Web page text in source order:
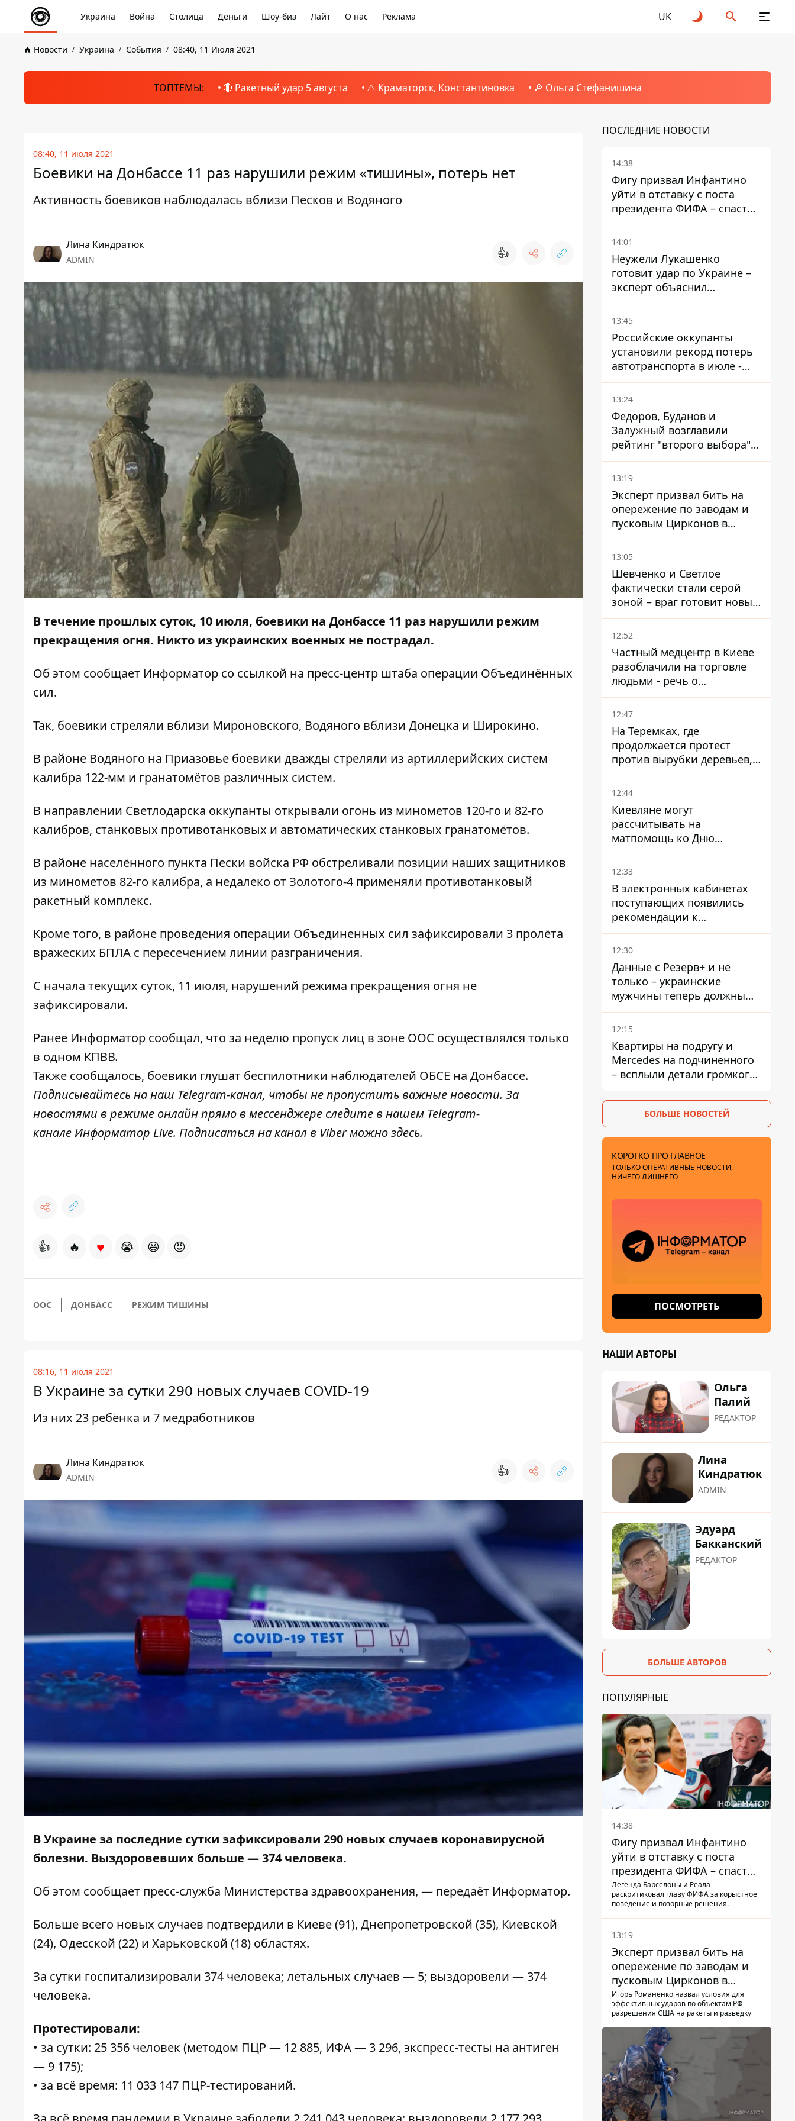
Украина Война Столица Деньги Шоу-биз Лайт О нас Реклама UK
Новости Украина События 08:40, 11 Июля 2021
ТОПТЕМЫ: 🔴 Ракетный удар 5 августа ⚠️ Краматорск, Константиновка 🔎 Ольга Стефанишина
08:40, 11 июля 2021
Боевики на Донбассе 11 раз нарушили режим «тишины», потерь нет
Активность боевиков наблюдалась вблизи Песков и Водяного
Лина Киндратюк
ADMIN 👍
В течение прошлых суток, 10 июля, боевики на Донбассе 11 раз нарушили режим
прекращения огня. Никто из украинских военных не пострадал.
Об этом сообщает Информатор со ссылкой на пресс-центр штаба операции Объединённых
сил.
Так, боевики стреляли вблизи Мироновского, Водяного вблизи Донецка и Широкино.
В районе Водяного на Приазовье боевики дважды стреляли из артиллерийских систем
калибра 122-мм и гранатомётов различных систем.
В направлении Светлодарска оккупанты открывали огонь из минометов 120-го и 82-го
калибров, станковых противотанковых и автоматических станковых гранатомётов.
В районе населённого пункта Пески войска РФ обстреливали позиции наших защитников
из минометов 82-го калибра, а недалеко от Золотого-4 применяли противотанковый
ракетный комплекс.
Кроме того, в районе проведения операции Объединенных сил зафиксировали 3 пролёта
вражеских БПЛА с пересечением линии разграничения.
С начала текущих суток, 11 июля, нарушений режима прекращения огня не
зафиксировали.
Ранее Информатор сообщал, что за неделю пропуск лиц в зоне ООС осуществлялся только
в одном КПВВ.
Также сообщалось, боевики глушат беспилотники наблюдателей ОБСЕ на Донбассе.
Подписывайтесь на наш Telegram-канал, чтобы не пропустить важные новости. За
новостями в режиме онлайн прямо в мессенджере следите в нашем Telegram-
канале Информатор Live. Подписаться на канал в Viber можноздесь.
👍 🔥 ♥ 😭 😆 😡
ООС ДОНБАСС РЕЖИМ ТИШИНЫ
08:16, 11 июля 2021
В Украине за сутки 290 новых случаев COVID-19
Из них 23 ребёнка и 7 медработников
Лина Киндратюк
ADMIN 👍
В Украине за последние сутки зафиксировали 290 новых случаев коронавирусной
болезни. Выздоровевших больше — 374 человека.
Об этом сообщает пресс-служба Министерства здравоохранения, — передаёт Информатор.
Больше всего новых случаев подтвердили в Киеве (91), Днепропетровской (35), Киевской
(24), Одесской (22) и Харьковской (18) областях.
За сутки госпитализировали 374 человека; летальных случаев — 5; выздоровели — 374
человека.
Протестировали:
• за сутки: 25 356 человек (методом ПЦР — 12 885, ИФА — 3 296, экспресс-тесты на антиген
— 9 175);
• за всё время: 11 033 147 ПЦР-тестирований.
ПОСЛЕДНИЕ НОВОСТИ
14:38
Фигу призвал Инфантино
уйти в отставку с поста
президента ФИФА – спасти
футбол еще не поздно
14:01
Неужели Лукашенко
готовит удар по Украине –
эксперт объяснил
настоящее назначение
новой гомельской бригады
13:45
Российские оккупанты
установили рекорд потерь
автотранспорта в июле -
почти 14 тысяч единиц
13:24
Федоров, Буданов и
Залужный возглавили
рейтинг "второго выбора"
украинцев - опрос показал
альтернативные симпатии
13:19
Эксперт призвал бить на
опережение по заводам и
пусковым Цирконов в
России
13:05
Шевченко и Светлое
фактически стали серой
зоной – враг готовит новые
атаки на Добропольском
направлении
12:52
Частный медцентр в Киеве
разоблачили на торговле
людьми - речь о
суррогатном материнстве
12:47
На Теремках, где
продолжается протест
против вырубки деревьев,
произошла стычка со
спецназом полиции
12:44
Киевляне могут
рассчитывать на
матпомощь ко Дню
независимости - кому ее
дадут
12:33
В электронных кабинетах
поступающих появились
рекомендации к
зачислению на бакалавриат
и в магистратуру – что
12:30
Данные с Резерв+ и не
только – украинские
мужчины теперь должны
доказать непригодность к
службе, чтобы получить
12:15
Квартиры на подругу и
Mercedes на подчиненного
– всплыли детали громкого
Стефанишиной
БОЛЬШЕ НОВОСТЕЙ
КОРОТКО ПРО ГЛАВНОЕ
ТОЛЬКО ОПЕРАТИВНЫЕ НОВОСТИ,
НИЧЕГО ЛИШНЕГО
ПОСМОТРЕТЬ
НАШИ АВТОРЫ
Ольга
Палий
РЕДАКТОР
Лина
Киндратюк
ADMIN
Эдуард
Бакканский
РЕДАКТОР
БОЛЬШЕ АВТОРОВ
ПОПУЛЯРНЫЕ
14:38
Фигу призвал Инфантино
уйти в отставку с поста
президента ФИФА – спасти
футбол еще не поздно
Легенда Барселоны и Реала
раскритиковал главу ФИФА за корыстное
поведение и позорные решения.
13:19
Эксперт призвал бить на
опережение по заводам и
пусковым Цирконов в
России
Игорь Романенко назвал условия для
эффективных ударов по объектам РФ -
разрешения США на ракеты и разведку